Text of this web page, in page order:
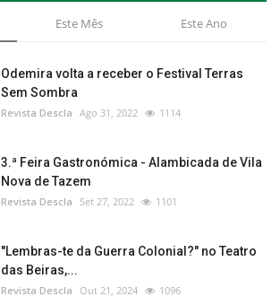
Este Mês Este Ano
Odemira volta a receber o Festival Terras
Sem Sombra
Revista Descla Ago 31, 2022 1114
3.ª Feira Gastronómica - Alambicada de Vila
Nova de Tazem
Revista Descla Set 27, 2022 1101
"Lembras-te da Guerra Colonial?" no Teatro
das Beiras,...
Revista Descla Out 21, 2024 1096